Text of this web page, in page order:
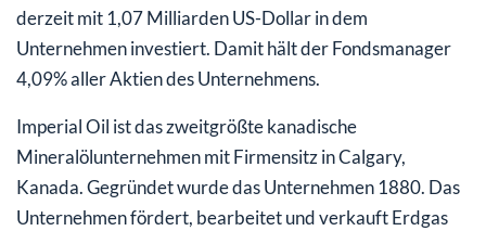
derzeit mit 1,07 Milliarden US-Dollar in dem
Unternehmen investiert. Damit hält der Fondsmanager
4,09% aller Aktien des Unternehmens.
Imperial Oil ist das zweitgrößte kanadische
Mineralölunternehmen mit Firmensitz in Calgary,
Kanada. Gegründet wurde das Unternehmen 1880. Das
Unternehmen fördert, bearbeitet und verkauft Erdgas